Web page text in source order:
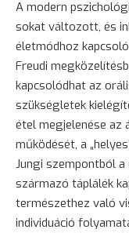
A modern
sokat változott, és
életmódhoz
Freudi
kapcsolódhat az
szükségletek
étel megjelenése az
működését, a
Jungi szempontból
származó táplálék
természethez való
individuáció